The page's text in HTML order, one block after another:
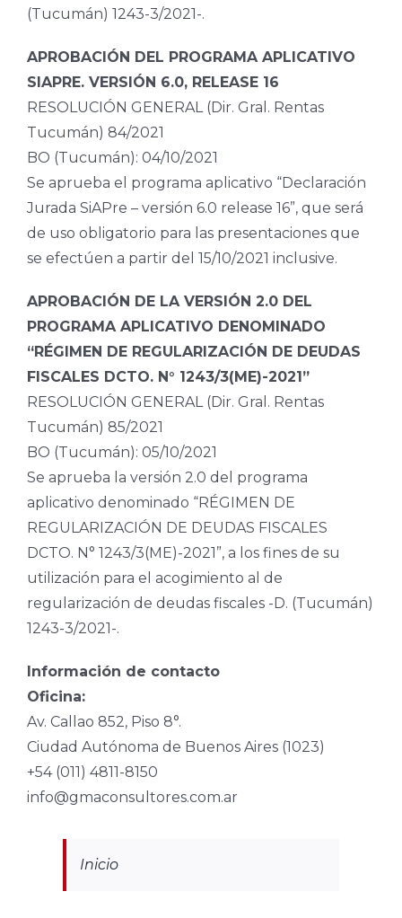
(Tucumán) 1243-3/2021-.
APROBACIÓN DEL PROGRAMA APLICATIVO
SIAPRE. VERSIÓN 6.0, RELEASE 16
RESOLUCIÓN GENERAL (Dir. Gral. Rentas
Tucumán) 84/2021
BO (Tucumán): 04/10/2021
Se aprueba el programa aplicativo “Declaración
Jurada SiAPre – versión 6.0 release 16”, que será
de uso obligatorio para las presentaciones que
se efectúen a partir del 15/10/2021 inclusive.
APROBACIÓN DE LA VERSIÓN 2.0 DEL
PROGRAMA APLICATIVO DENOMINADO
“RÉGIMEN DE REGULARIZACIÓN DE DEUDAS
FISCALES DCTO. N° 1243/3(ME)-2021”
RESOLUCIÓN GENERAL (Dir. Gral. Rentas
Tucumán) 85/2021
BO (Tucumán): 05/10/2021
Se aprueba la versión 2.0 del programa
aplicativo denominado “RÉGIMEN DE
REGULARIZACIÓN DE DEUDAS FISCALES
DCTO. N° 1243/3(ME)-2021”, a los fines de su
utilización para el acogimiento al de
regularización de deudas fiscales -D. (Tucumán)
1243-3/2021-.
Información de contacto
Oficina:
Av. Callao 852, Piso 8°.
Ciudad Autónoma de Buenos Aires (1023)
+54 (011) 4811-8150
info@gmaconsultores.com.ar
Inicio